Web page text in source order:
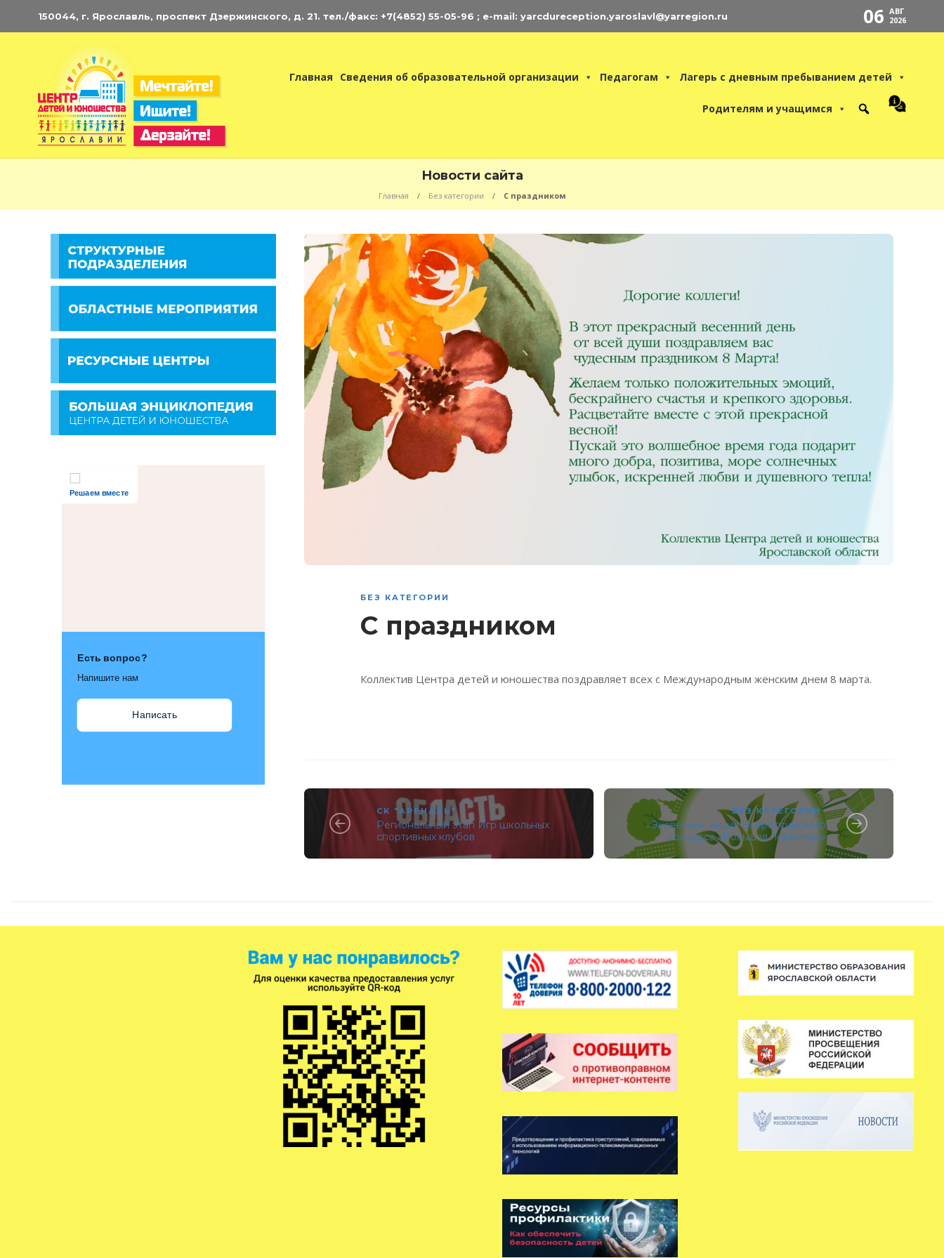
150044, г. Ярославль, проспект Дзержинского, д. 21. тел./факс: +7(4852) 55-05-96 ; e-mail: yarcdureception.yaroslavl@yarregion.ru 06 АВГ
2026
Главная Сведения об образовательной организации Педагогам Лагерь с дневным пребыванием детей
Родителям и учащимся
Новости сайта
Главная Без категории С праздником
БЕЗ КАТЕГОРИИ
С праздником
Коллектив Центра детей и юношества поздравляет всех с Международным женским днем 8 марта.
СК "АРЕНАЛЬ"
Региональный этап Игр школьных
спортивных клубов
БЕЗ КАТЕГОРИИ
«Эковесна»: акция Всероссийского
конкурса «Большая перемена»
Энциклопедия
ЦДЮ
Решаем вместе
Есть вопрос?
Напишите нам
Написать